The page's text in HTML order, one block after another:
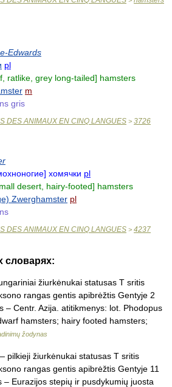
Edwards
pl
ratlike, grey long-tailed] hamsters
m
gris
DES ANIMAUX EN CINQ LANGUES > 3726
хомячки pl
desert, hairy-footed] hamsters
Zwerghamster pl
DES ANIMAUX EN CINQ LANGUES > 4237
словарях:
žiurkėnukai statusas T sritis
rangas gentis apibrėžtis Gentyje 2
– Centr. Azija. atitikmenys: lot. Phodopus
hamsters; hairy footed hamsters;
žodynas
pilkieji žiurkėnukai statusas T sritis
rangas gentis apibrėžtis Gentyje 11
– Eurazijos stepių ir pusdykumių juosta